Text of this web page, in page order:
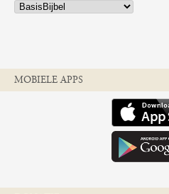
MOBIELE APPS